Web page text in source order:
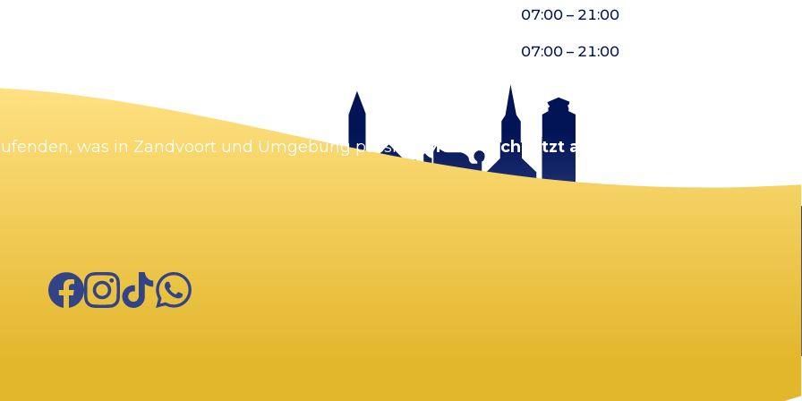
07:00 – 21:00
07:00 – 21:00
was in Zandvoort und Umgebung passiert. Melde dich jetzt an!
FacebookInstagram
TikTokWhatsApp